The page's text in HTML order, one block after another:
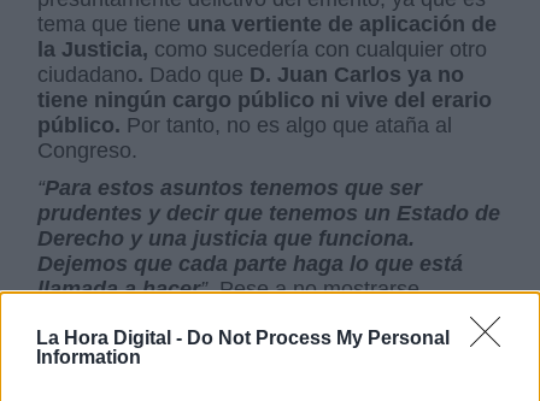
La Hora Digital - Do Not Process My Personal
Information
tema que tiene una vertiente de aplicación de
la Justicia, como sucedería con cualquier otro
ciudadano. Dado que D. Juan Carlos ya no
tiene ningún cargo público ni vive del erario
público. Por tanto, no es algo que ataña al
Congreso.
“Para estos asuntos tenemos que ser
prudentes y decir que tenemos un Estado de
Derecho y una justicia que funciona.
Dejemos que cada parte haga lo que está
llamada a hacer”. Pese a no mostrarse
preocupado por la situación que atraviesa en
estos momentos la Corona española como
institución, sí que se muestra intranquilo acerca